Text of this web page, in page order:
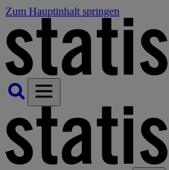
Zum Hauptinhalt springen